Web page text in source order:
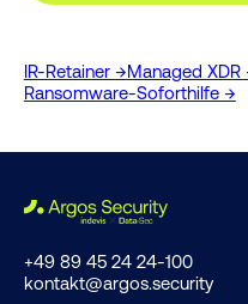
IR-Retainer →Managed XDR
Ransomware-Soforthilfe →
+49 89 45 24 24-100
kontakt@argos.security